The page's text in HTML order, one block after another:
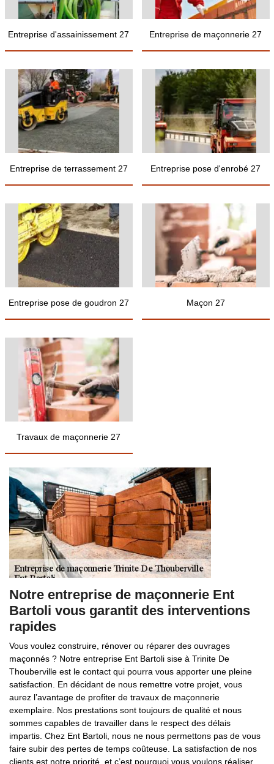
Entreprise d'assainissement 27 Entreprise de maçonnerie 27
Entreprise de terrassement 27 Entreprise pose d'enrobé 27
Entreprise pose de goudron 27 Maçon 27
Travaux de maçonnerie 27
Notre entreprise de maçonnerie Ent
Bartoli vous garantit des interventions
rapides
Vous voulez construire, rénover ou réparer des ouvrages
maçonnés ? Notre entreprise Ent Bartoli sise à Trinite De
Thouberville est le contact qui pourra vous apporter une pleine
satisfaction. En décidant de nous remettre votre projet, vous
aurez l’avantage de profiter de travaux de maçonnerie
exemplaire. Nos prestations sont toujours de qualité et nous
sommes capables de travailler dans le respect des délais
impartis. Chez Ent Bartoli, nous ne nous permettons pas de vous
faire subir des pertes de temps coûteuse. La satisfaction de nos
clients est notre priorité, et c’est pourquoi vous voulons réaliser